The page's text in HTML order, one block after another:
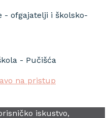
- ofgajatelji i školsko-
- Pučišća
na pristup
iskustvo,